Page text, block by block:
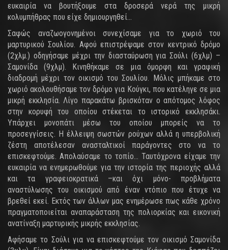
ευκαιρία να βουτήξουμε στα δροσερά νερά της μικρή
κολυμπήθρας που είχε δημιουργηθεί…
Σαφώς αναζωογονημένοι συνεχίσαμε για το χωριό του
μαρτυρικού Σουλίου. Αφού επιστρέψαμε στον κεντρικό δρόμο
(2χλμ.) οδηγήσαμε μέχρι την διασταύρωση για Σούλι (6χλμ) –
Σαμονίδα (9χλμ). Κινηθήκαμε σε μια όμορφη και γραφική
διαδρομή μέχρι τον οικισμό του Σουλίου. Μόλις μπήκαμε στο
χωριό ακολουθήσαμε τον δρόμο για Κούγκι, που κατέληγε σε μια
μικρή εκκλησία. Λίγο παρακάτω βρισκόταν ο απότομος λόφος
στην κορυφή του οποίου στέκεται το ιστορικό εκκλησάκι.
Υπάρχει μονοπάτι μέσω του οποίου μπορείς να το
προσεγγίσεις. Η έλλειψη σωστών ρούχων αλλά η υπερβολική
ζέστη αποτέλεσαν ανασταλτικοί παράγοντες στο να το
επισκεφτούμε. Απολαύσαμε το τοπίο... Ταυτόχρονα είχαμε την
ευκαιρία να ενημερωθούμε για την ιστορία της περιοχής αλλά
και τα γραφειοκρατικά –και όχι μόνο- προβλήματα
αναστύλωσης του οικισμού από έναν ντόπιο που έτυχε να
βρεθεί εκεί. Εκτός των άλλων μας ενημέρωσε πως κάθε χρόνο
πραγματοποιείται αναπαράσταση της πολιορκίας και εικονική
ανατίναξη μαρτυρικής μικρής εκκλησίας.
Αφήσαμε το Σούλι για να επισκεφτούμε τον οικισμό Σαμονίδα